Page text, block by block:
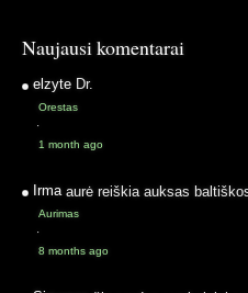
Naujausi komentarai
elzyte Dr.
Orestas
·
1 month ago
Irma aurė reiškia auksas
Aurimas
·
8 months ago